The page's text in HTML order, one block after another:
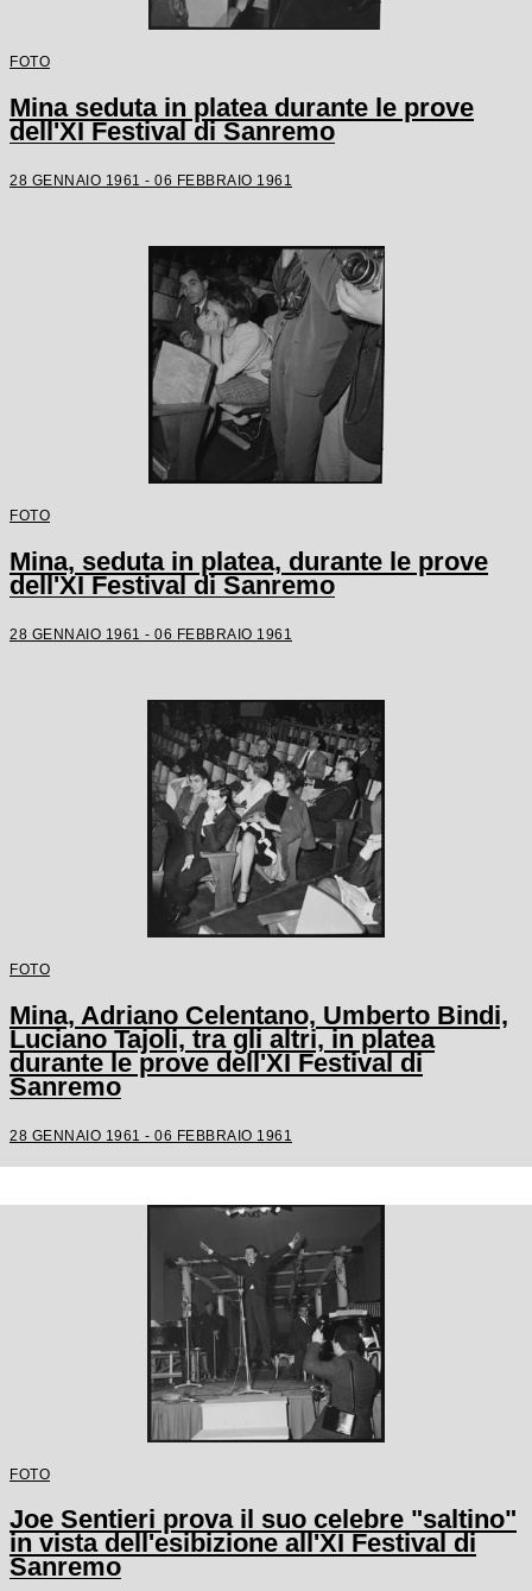
FOTO
Mina seduta in platea durante le prove
dell'XI Festival di Sanremo
28 GENNAIO 1961 - 06 FEBBRAIO 1961
FOTO
Mina, seduta in platea, durante le prove
dell'XI Festival di Sanremo
28 GENNAIO 1961 - 06 FEBBRAIO 1961
FOTO
Mina, Adriano Celentano, Umberto Bindi,
Luciano Tajoli, tra gli altri, in platea
durante le prove dell'XI Festival di
Sanremo
28 GENNAIO 1961 - 06 FEBBRAIO 1961
FOTO
Joe Sentieri prova il suo celebre "saltino"
in vista dell'esibizione all'XI Festival di
Sanremo